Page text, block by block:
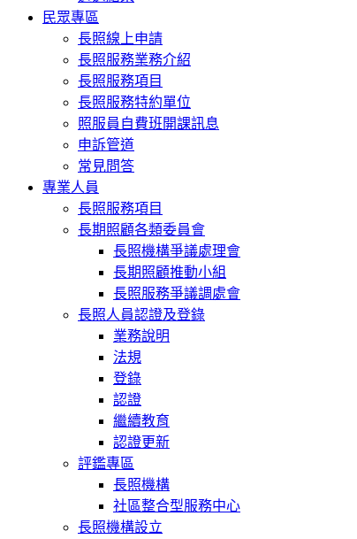
民眾專區
長照線上申請
長照服務業務介紹
長照服務項目
長照服務特約單位
照服員自費班開課訊息
申訴管道
常見問答
專業人員
長照服務項目
長期照顧各類委員會
長照機構爭議處理會
長期照顧推動小組
長照服務爭議調處會
長照人員認證及登錄
業務說明
法規
登錄
認證
繼續教育
認證更新
評鑑專區
長照機構
社區整合型服務中心
長照機構設立